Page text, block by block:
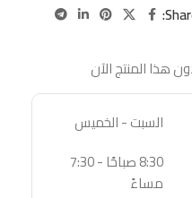
هذا المنتج الآن
السبت - الخميس
8:30 صباحًا - 7:30
مساءً